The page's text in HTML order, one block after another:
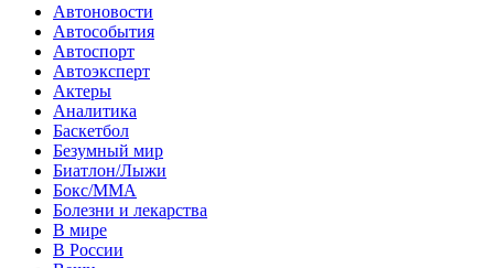
Автоновости
Автособытия
Автоспорт
Автоэксперт
Актеры
Аналитика
Баскетбол
Безумный мир
Биатлон/Лыжи
Бокс/MMA
Болезни и лекарства
В мире
В России